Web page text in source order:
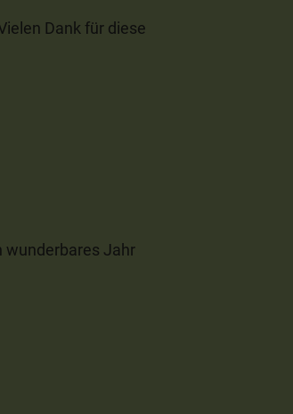
Dank für diese
wunderbares Jahr